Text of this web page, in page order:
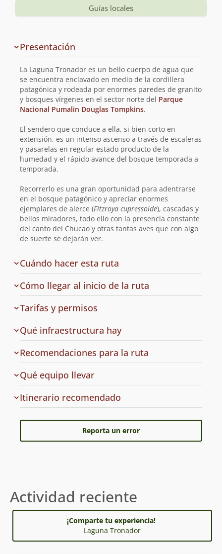
Guías locales
y
planificación
de
la
ruta
Presentación
La Laguna Tronador es un bello cuerpo de agua que
se encuentra enclavado en medio de la cordillera
patagónica y rodeada por enormes paredes de granito
y bosques vírgenes en el sector norte del Parque
Nacional Pumalin Douglas Tompkins.
El sendero que conduce a ella, si bien corto en
extensión, es un intenso ascenso a través de escaleras
y pasarelas en regular estado producto de la
humedad y el rápido avance del bosque temporada a
temporada.
Recorrerlo es una gran oportunidad para adentrarse
en el bosque patagónico y apreciar enormes
ejemplares de alerce (Fitzroya cupressoide), cascadas y
bellos miradores, todo ello con la presencia constante
del canto del Chucao y otras tantas aves que con algo
de suerte se dejarán ver.
Cuándo hacer esta ruta
Cómo llegar al inicio de la ruta
Tarifas y permisos
acceso
Qué infraestructura hayen
la
ruta
Recomendaciones para la ruta
Qué equipo llevara
la
ruta
Cuál
es
Itinerario recomendado
Reporta un error
Actividad reciente
¡Comparte tu experiencia!
Laguna Tronador